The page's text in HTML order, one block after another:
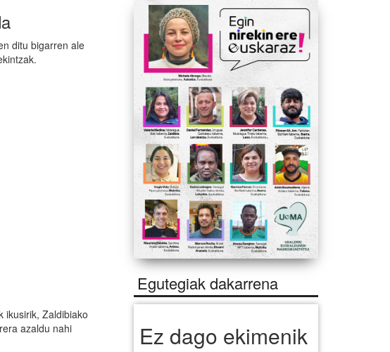
ditu bigarren ale
ikusirik, Zaldibiako
azaldu nahi
Egutegiak dakarrena
Ez dago ekimenik